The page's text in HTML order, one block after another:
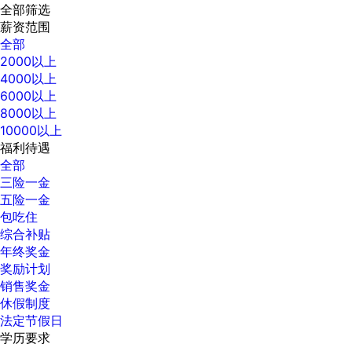
全部筛选
薪资范围
全部
2000以上
4000以上
6000以上
8000以上
10000以上
福利待遇
全部
三险一金
五险一金
包吃住
综合补贴
年终奖金
奖励计划
销售奖金
休假制度
法定节假日
学历要求